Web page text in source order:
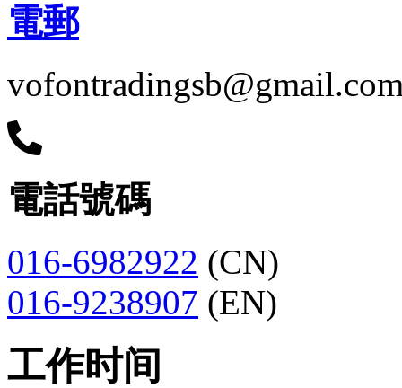
電郵
電話號碼
016-6982922 (CN)
016-9238907 (EN)
工作时间